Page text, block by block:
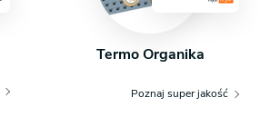
Termo Organika
Poznaj super jakość